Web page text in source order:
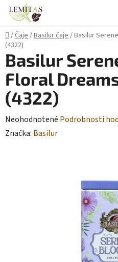
Prejsť
obsah
Domov
/Čaje/Basilur čaje/Basilur
(4322)
Basilur
Floral
(4322)
Priemerné
hodnotenie
Neohodnotené Podrobnosti
Značka: Basilur